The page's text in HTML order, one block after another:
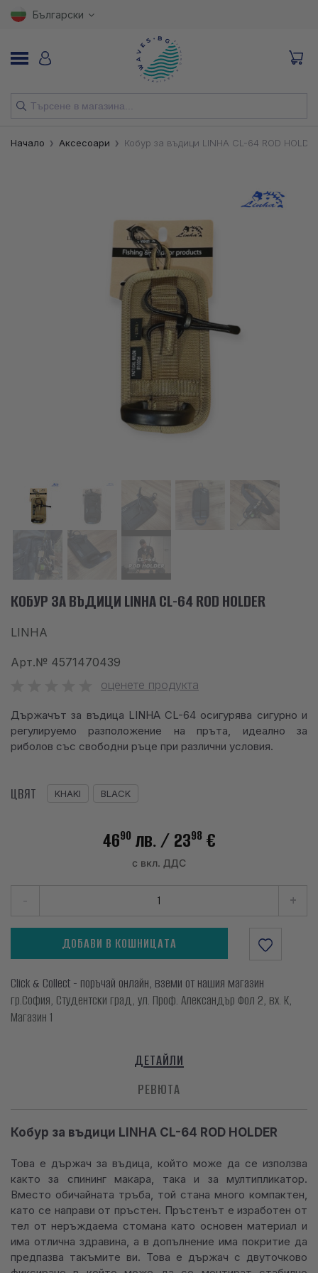
Български
НОВИ
ПРОДУКТИ ЗА СРАВНЕНИЕ
ФИЗИЧЕСКИ МАГАЗИН
СОФИЯ 1700, СТУДЕНТСКИ ГРАД, УЛ. ПРОФ. АЛЕКСАНДЪР ФОЛ 2,
ВХ. К, МАГАЗИН 1
+359 896 451 888
info@waves.bg
Начало Аксесоари Кобур за въдици LINHA CL-64 ROD
КОБУР ЗА ВЪДИЦИ LINHA CL-64 ROD HOLDER
LINHA
Арт.№ 4571470439
оценете продукта
Държачът за въдица LINHA CL-64 осигурява сигурно и
регулируемо разположение на пръта, идеално за
риболов със свободни ръце при различни условия.
ЦВЯТ KHAKI BLACK
4690 лв./ 2398 €
с вкл. ДДС
- +
ДОБАВИ В КОШНИЦАТА
Click & Collect - поръчай онлайн, вземи от нашия магазин
гр.София, Студентски град, ул. Проф. Александър Фол 2, вх. К,
Магазин 1
ДЕТАЙЛИ
РЕВЮТА
Кобур за въдици LINHA CL-64 ROD HOLDER
Това е държач за въдица, който може да се използва
както за спининг макара, така и за мултипликатор.
Вместо обичайната тръба, той стана много компактен,
като се направи от пръстен. Пръстенът е изработен от
тел от неръждаема стомана като основен материал и
има отлична здравина, а в допълнение има покритие да
предпазва такъмите ви. Това е държач с двуточково